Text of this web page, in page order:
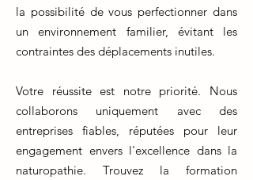
la possibilité de vous perfectionner dans
un environnement familier, évitant les
contraintes des déplacements inutiles.
Votre réussite est notre priorité. Nous
collaborons uniquement avec des
entreprises fiables, réputées pour leur
engagement envers l'excellence dans la
naturopathie. Trouvez la formation